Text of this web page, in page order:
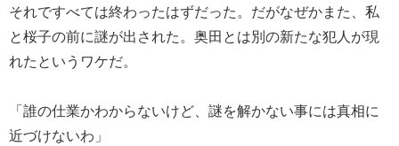
それですべては終わったはずだった。だがなぜかまた、私
と桜子の前に謎が出された。奥田とは別の新たな犯人が現
れたというワケだ。
「誰の仕業かわからないけど、謎を解かない事には真相に
近づけないわ」